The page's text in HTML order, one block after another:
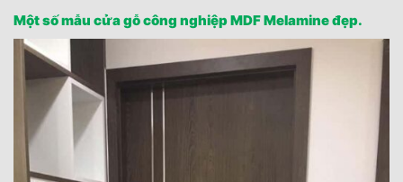
Một số mẫu cửa gỗ công nghiệp MDF Melamine đẹp.